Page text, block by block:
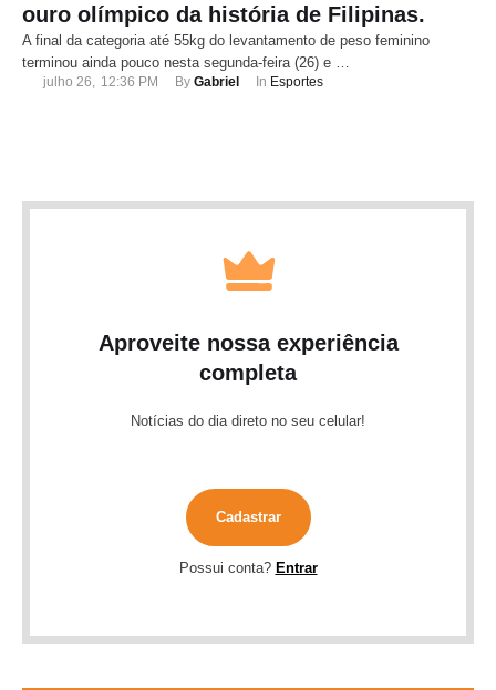
ouro olímpico da história de Filipinas.
A final da categoria até 55kg do levantamento de peso feminino
terminou ainda pouco nesta segunda-feira (26) e …
julho 26, 12:36 PM By Gabriel In Esportes
Aproveite nossa experiência
completa
Notícias do dia direto no seu celular!
Cadastrar
Possui conta? Entrar